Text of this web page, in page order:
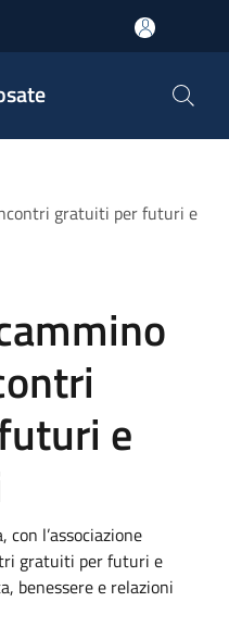
gratuiti per futuri e
e
con l’associazione
gratuiti per futuri e
benessere e relazioni